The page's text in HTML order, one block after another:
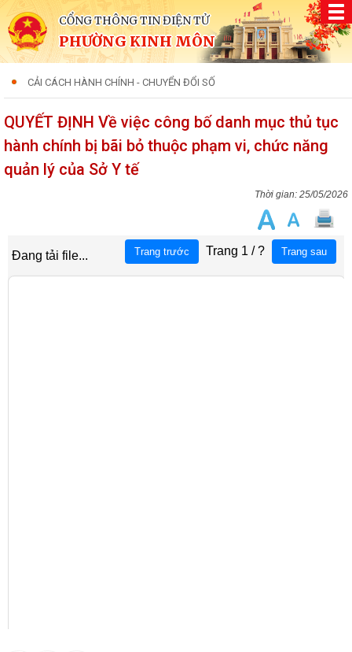
CỔNG THÔNG TIN ĐIỆN TỬ
PHƯỜNG KINH MÔN
CẢI CÁCH HÀNH CHÍNH - CHUYỂN ĐỔI SỐ
QUYẾT ĐỊNH Về việc công bố danh mục thủ tục
hành chính bị bãi bỏ thuộc phạm vi, chức năng
quản lý của Sở Y tế
25/05/2026